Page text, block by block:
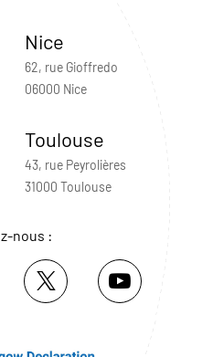
Nice
62, rue Gioffredo
06000 Nice
Toulouse
43, rue Peyrolières
31000 Toulouse
nous :